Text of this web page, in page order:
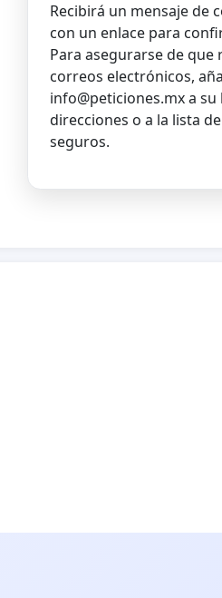
Recibirá un mensaje de
con un enlace para
Para asegurarse de que
correos electrónicos,
info@peticiones.mxa su
direcciones o a la lista
seguros.